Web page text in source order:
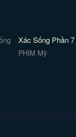
Xác Sống Phần 7
PHIM Mỹ